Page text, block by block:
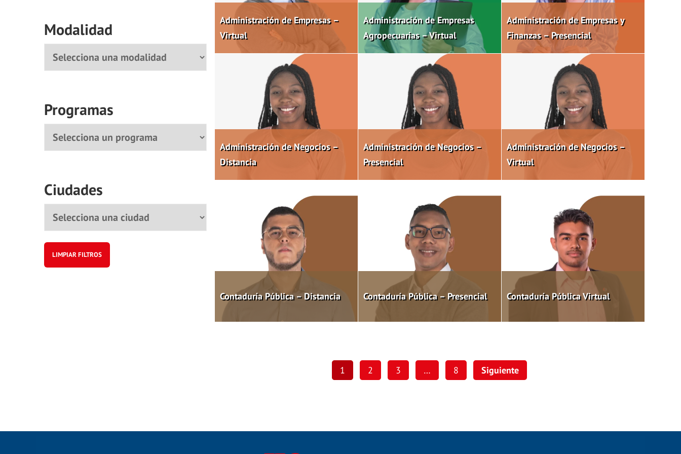
Modalidad
Programas
Ciudades
LIMPIAR FILTROS
Administración de Empresas –
Virtual
Administración de Empresas
Agropecuarias – Virtual
Administración de Empresas y
Finanzas – Presencial
Administración de Negocios –
Distancia
Administración de Negocios –
Presencial
Administración de Negocios –
Virtual
Contaduría Pública – Distancia Contaduría Pública – Presencial Contaduría Pública Virtual
1 2 3 … 8 Siguiente